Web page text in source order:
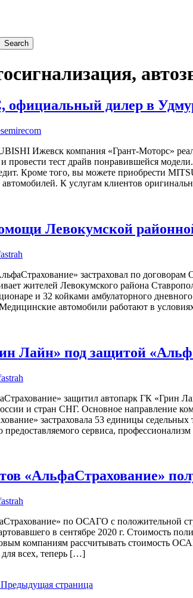
дилер в
Ижевск компания «Грант-Моторс»
провести тест драйв понравившейся
Кроме того, вы можете приобрести
автомобилей. К услугам клиентов
Левокумской
застраховал по
жителей Левокумского района
и 32 койками амбулаторного
автомобили работают в
Лайн» под защитой
защитил автопарк ГК «Грин
и стран СНГ. Основное направление
застраховала 53 единицы
предоставляемого сервиса,
«АльфаСтрахование»
по ОСАГО с положительной
в сентябре 2020 г. Стоимость
компаниям рассчитывать стоимость
для всех, теперь […]
страница